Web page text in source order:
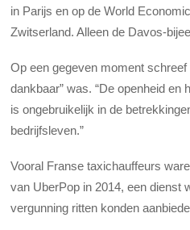
in Parijs en op de World
Zwitserland. Alleen de Davos-
Op een gegeven moment
dankbaar” was. “De openheid en
is ongebruikelijk in de
bedrijfsleven.”
Vooral Franse taxichauffeurs
van UberPop in 2014, een dienst
vergunning ritten konden